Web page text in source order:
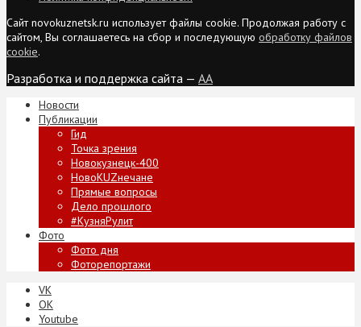
Сайт novokuznetsk.ru использует файлы cookie. Продолжая работу с
сайтом, Вы соглашаетесь на сбор и последующую обработку файлов
cookie.
Разработка и поддержка сайта — AA
Новости
Публикации
Гид
Точка зрения
Новокузнецк-400
НовоKUZнечане
Прямые вопросы
Дело прошлого
#КузняРулит
Фото
Фото дня
Фоторепортажи
VK
ОК
Youtube